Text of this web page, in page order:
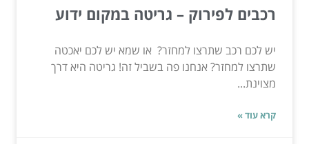
רכבים לפירוק – גריטה במקום ידוע
יש לכם רכב שתרצו למחזר? או שמא יש לכם יאכטה
שתרצו למחזר? אנחנו פה בשביל זה! גריטה היא דרך
מצוינת...
קרא עוד »